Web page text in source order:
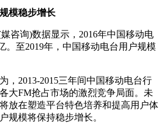
模稳步增长
咨询)数据显示，2016年中国移动电
。至2019年，中国移动电台用户规模
2013-2015三年间中国移动电台行
大FM抢占市场的激烈竞争局面。未
放在塑造平台特色培养和提高用户体
规模将保持稳步增长。